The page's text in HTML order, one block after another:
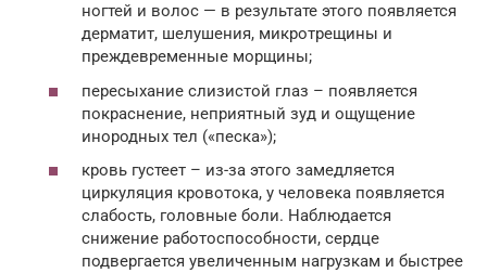
ногтей и волос — в результате этого появляется
дерматит, шелушения, микротрещины и
преждевременные морщины;
пересыхание слизистой глаз – появляется
покраснение, неприятный зуд и ощущение
инородных тел («песка»);
кровь густеет – из-за этого замедляется
циркуляция кровотока, у человека появляется
слабость, головные боли. Наблюдается
снижение работоспособности, сердце
подвергается увеличенным нагрузкам и быстрее